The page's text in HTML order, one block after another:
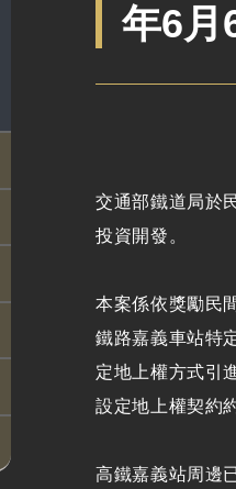
年6月
交通部鐵道局於
投資開發。
本案係依獎勵民
鐵路嘉義車站特
定地上權方式引
設定地上權契約
高鐵嘉義站周邊